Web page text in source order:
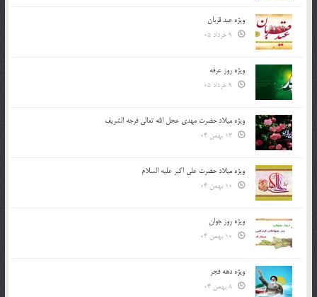
ویژه عید قربان
ویژه روز عرفه
ویژه میلاد حضرت مهدی عجل الله تعالی فرجه الشريف
ویژه میلاد حضرت علی اکبر علیه السلام
ویژه روز جوان
ویژه دهه فجر